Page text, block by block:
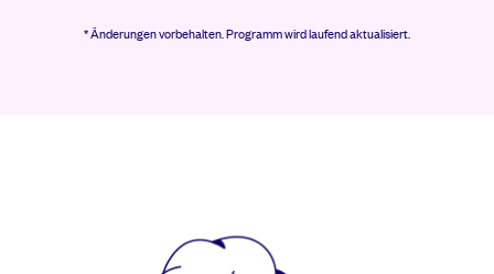
* Änderungen vorbehalten.Programm wird laufend aktualisiert.